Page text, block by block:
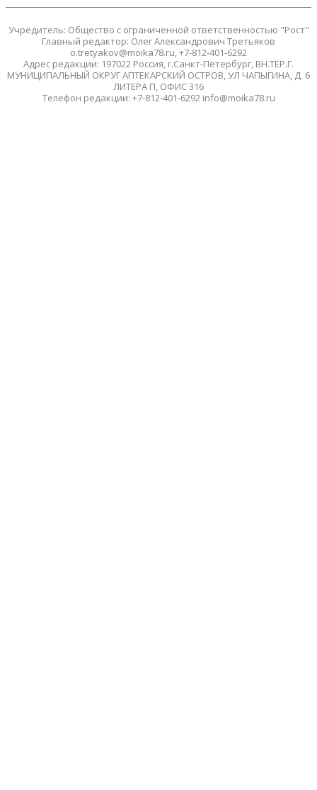
Учредитель: Общество с ограниченной ответственностью "Рост"
Главный редактор: Олег Александрович Третьяков
o.tretyakov@moika78.ru, +7-812-401-6292
Адрес редакции: 197022 Россия, г.Санкт-Петербург, ВН.ТЕР.Г.
МУНИЦИПАЛЬНЫЙ ОКРУГ АПТЕКАРСКИЙ ОСТРОВ, УЛ ЧАПЫГИНА, Д. 6
ЛИТЕРА П, ОФИС 316
Телефон редакции: +7-812-401-6292 info@moika78.ru